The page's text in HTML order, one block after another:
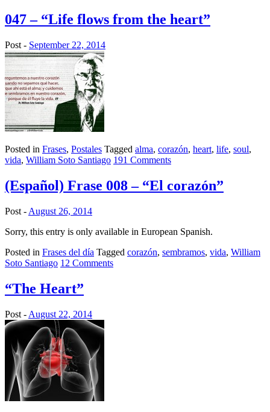
047 – “Life flows from the heart”
Post - September 22, 2014
Posted in Frases, Postales Tagged alma, corazón, heart, life, soul,
vida, William Soto Santiago 191 Comments
(Español) Frase 008 – “El corazón”
Post - August 26, 2014
Sorry, this entry is only available in European Spanish.
Posted in Frases del día Tagged corazón, sembramos, vida, William
Soto Santiago 12 Comments
“The Heart”
Post - August 22, 2014